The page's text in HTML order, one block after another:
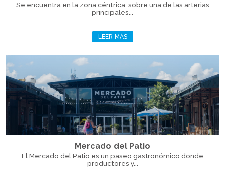
Se encuentra en la zona céntrica, sobre una de las arterias
principales...
LEER MÁS
Mercado del Patio
El Mercado del Patio es un paseo gastronómico donde
productores y...